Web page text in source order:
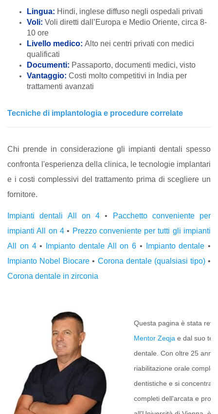
Lingua: Hindi, inglese diffuso negli ospedali privati
Voli: Voli diretti dall’Europa e Medio Oriente, circa 8-
10 ore
Livello medico: Alto nei centri privati con medici
qualificati
Documenti: Passaporto, documenti medici, visto
Vantaggio: Costi molto competitivi in India per
trattamenti avanzati
Tecniche di implantologia e procedure correlate
Chi prende in considerazione gli impianti dentali spesso
confronta l'esperienza della clinica, le tecnologie implantari
e i costi complessivi del trattamento prima di scegliere un
fornitore.
Impianti dentali All on 4 •
Pacchetto conveniente per
impianti All on 4• Prezzo conveniente per tutti gli impianti
All on 4• Impianto dentale All on 6 • Impianto dentale •
Impianto Nobel Biocare • Corona dentale (qualsiasi tipo)•
Corona dentale in zirconia
Questa pagina è stata
Mentor Zeqja e dal suo
dentale. Con oltre 25 anni
riabilitazione orale
dentistiche e si concentra
completi dell'arcata e